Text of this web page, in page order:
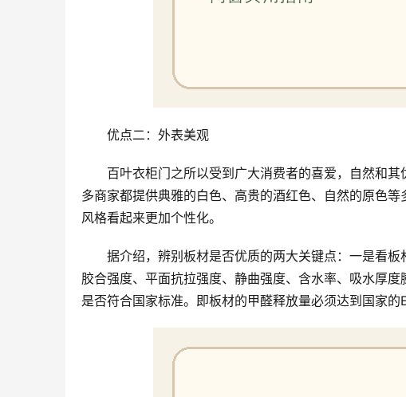
优点二：外表美观
百叶衣柜门之所以受到广大消费者的喜爱，自然和
多商家都提供典雅的白色、高贵的酒红色、自然的原色
风格看起来更加个性化。
据介绍，辨别板材是否优质的两大关键点：一是看
胶合强度、平面抗拉强度、静曲强度、含水率、吸水厚
是否符合国家标准。即板材的甲醛释放量必须达到国家的